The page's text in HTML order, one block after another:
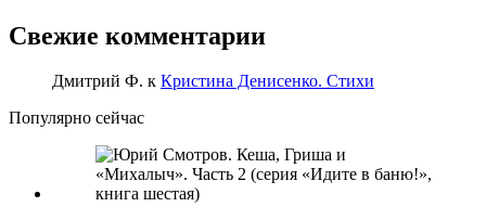
Свежие комментарии
Дмитрий Ф. к Кристина Денисенко. Стихи
Популярно сейчас